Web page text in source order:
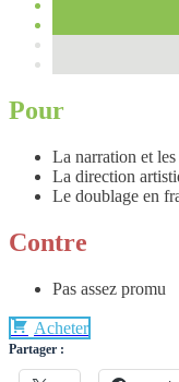
Pour
La narration et
La direction
Le doublage en
Contre
Pas assez promu
Acheter
Partager :